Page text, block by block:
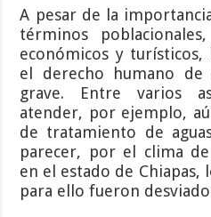
A pesar de la
términos
económicos y turísticos,
el derecho humano de
grave. Entre varios
atender, por ejemplo,
de tratamiento de
parecer, por el clima
en el estado de Chiapas,
para ello fueron